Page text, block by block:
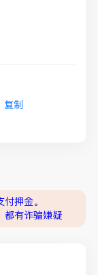
复制
押金。
都有诈骗嫌疑